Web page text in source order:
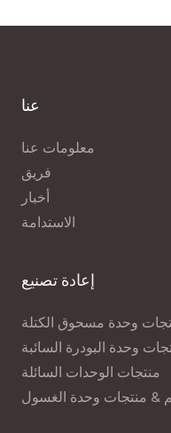
عنا
معلومات عنا
فريق
أخبار
الاستدامة
إعادة تصنيع
وحدة مسحوق الكتلة
وحدة البودرة السائبة
منتجات الوحدات السائلة